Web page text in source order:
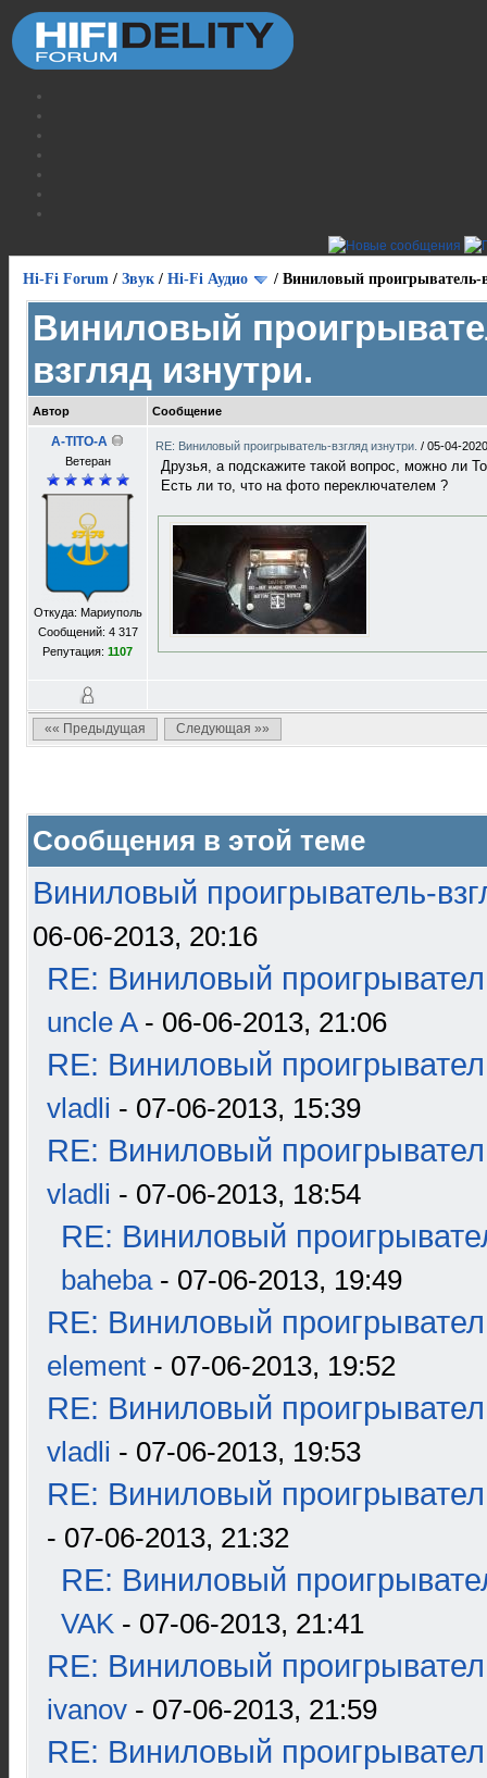
Hi-Fi Forum / Звук / Hi-Fi Аудио / Виниловый проигрыватель-
Виниловый
взгляд изнутри.
Автор Сообщение
A-TITO-A
Ветеран
Откуда: Мариуполь
Сообщений: 4 317
Репутация: 1107
RE: Виниловый проигрыватель-взгляд изнутри. / 05-04-
Друзья, а подскажите такой вопрос, можно ли
Есть ли то, что на фото переключателем ?
«« Предыдущая Следующая »»
Сообщения в этой теме
Виниловый проигрыватель-
06-06-2013, 20:16
RE: Виниловый
uncle A- 06-06-2013, 21:06
RE: Виниловый
vladli - 07-06-2013, 15:39
RE: Виниловый
vladli - 07-06-2013, 18:54
RE: Виниловый
baheba- 07-06-2013, 19:49
RE: Виниловый
element - 07-06-2013, 19:52
RE: Виниловый
vladli - 07-06-2013, 19:53
RE: Виниловый
- 07-06-2013, 21:32
RE: Виниловый
VAK - 07-06-2013, 21:41
RE: Виниловый
ivanov - 07-06-2013, 21:59
RE: Виниловый